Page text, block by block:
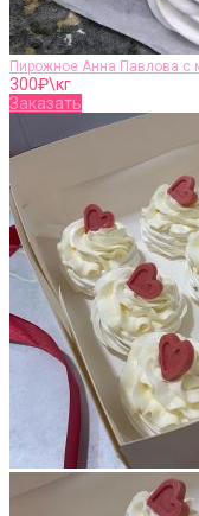
Пирожное Анна Павлова
300₽\кг
Заказать